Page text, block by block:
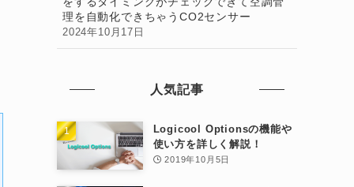
理を自動化できちゃうCO2センサー
2024年10月17日
人気記事
Logicool Optionsの機能や
使い方を詳しく解説！
2019年10月5日